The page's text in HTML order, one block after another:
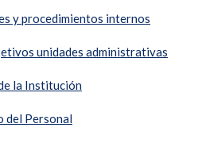
y procedimientos internos
unidades administrativas
la Institución
del Personal